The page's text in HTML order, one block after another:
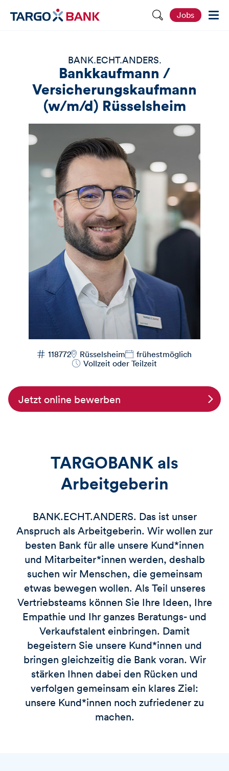
S
e
u
r
c
h
s
u
c
Jobs
BANK.ECHT.ANDERS.
Bankkaufmann /
Versicherungskaufmann
(w/m/d) Rüsselsheim
118772 Rüsselsheim
frühestmöglich
Vollzeit oder Teilzeit
Jetzt online bewerben
TARGOBANK als
Arbeitgeberin
BANK.ECHT.ANDERS. Das ist unser
Anspruch als Arbeitgeberin. Wir wollen zur
besten Bank für alle unsere Kund*innen
und Mitarbeiter*innen werden, deshalb
suchen wir Menschen, die gemeinsam
etwas bewegen wollen. Als Teil unseres
Vertriebsteams können Sie Ihre Ideen, Ihre
Empathie und Ihr ganzes Beratungs- und
Verkaufstalent einbringen. Damit
begeistern Sie unsere Kund*innen und
bringen gleichzeitig die Bank voran. Wir
stärken Ihnen dabei den Rücken und
verfolgen gemeinsam ein klares Ziel:
unsere Kund*innen noch zufriedener zu
machen.